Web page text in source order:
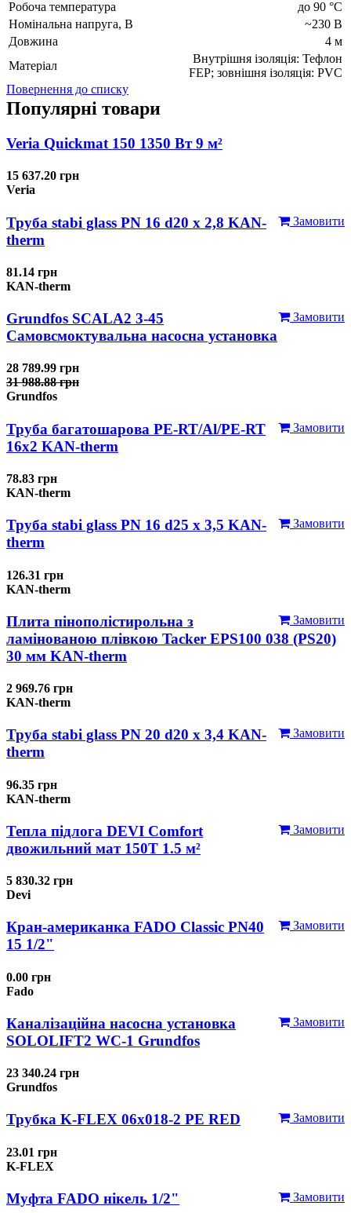
Робоча температура
до 90 °C
Номінальна напруга, В
~230 В
Довжина
4 м
Матеріал
Внутрішня ізоляція: Тефлон
FEP; зовнішня ізоляція: PVС
Повернення до списку
Популярні товари
Veria Quickmat 150 1350 Вт 9 м²
15 637.20 грн
Veria
Замовити
Труба stabi glass PN 16 d20 х 2,8 KAN-
therm
81.14 грн
KAN-therm
Замовити
Grundfos SCALA2 3-45
Самовсмоктувальна насосна установка
28 789.99 грн
31 988.88 грн
Grundfos
Замовити
Труба багатошарова PE-RT/Al/PE-RT
16x2 KAN-therm
78.83 грн
KAN-therm
Замовити
Труба stabi glass PN 16 d25 х 3,5 KAN-
therm
126.31 грн
KAN-therm
Замовити
Плита пінополістирольна з
ламінованою плівкою Tacker EPS100 038 (PS20)
30 мм KAN-therm
2 969.76 грн
KAN-therm
Замовити
Труба stabi glass PN 20 d20 х 3,4 KAN-
therm
96.35 грн
KAN-therm
Замовити
Тепла підлога DEVI Comfort
двожильний мат 150T 1.5 м²
5 830.32 грн
Devi
Замовити
Кран-американка FADO Classic PN40
15 1/2"
0.00 грн
Fado
Замовити
Каналізаційна насосна установка
SOLOLIFT2 WC-1 Grundfos
23 340.24 грн
Grundfos
Замовити
Трубка K-FLEX 06x018-2 РЕ RED
23.01 грн
K-FLEX
Замовити
Муфта FADO нікель 1/2"